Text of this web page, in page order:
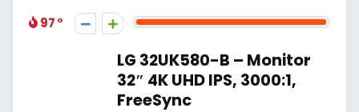
97
LG 32UK580-B – Monitor
32″ 4K UHD IPS, 3000:1,
FreeSync